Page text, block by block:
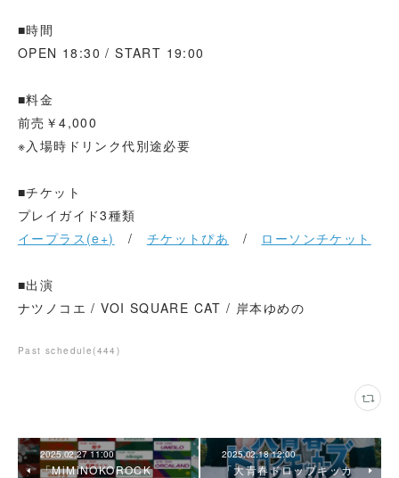
■時間
OPEN 18:30 / START 19:00
■料金
前売￥4,000
※入場時ドリンク代別途必要
■チケット
プレイガイド3種類
イープラス(e+)
/ チケットぴあ / ローソンチケット
■出演
ナツノコエ / VOI SQUARE CAT / 岸本ゆめの
Past schedule (444 )
2025.02.27 11:00
「MiMiNOKOROCK
2025.02.18 12:00
「大青春ドロップキッカ